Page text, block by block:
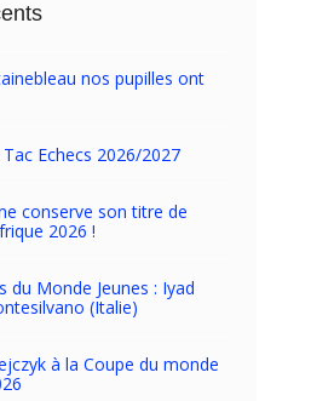
nos pupilles ont
Echecs 2026/2027
conserve son titre de
2026 !
du Monde Jeunes : Iyad
(Italie)
à la Coupe du monde